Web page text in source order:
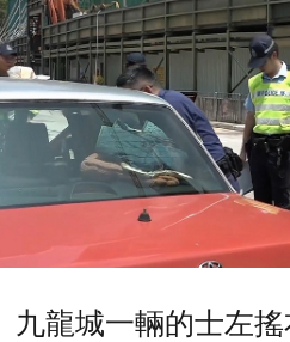
九龍城一輛的士左